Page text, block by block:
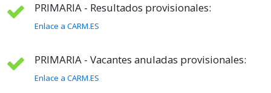
PRIMARIA - Resultados provisionales:
Enlace a CARM.ES
PRIMARIA - Vacantes anuladas provisionales:
Enlace a CARM.ES